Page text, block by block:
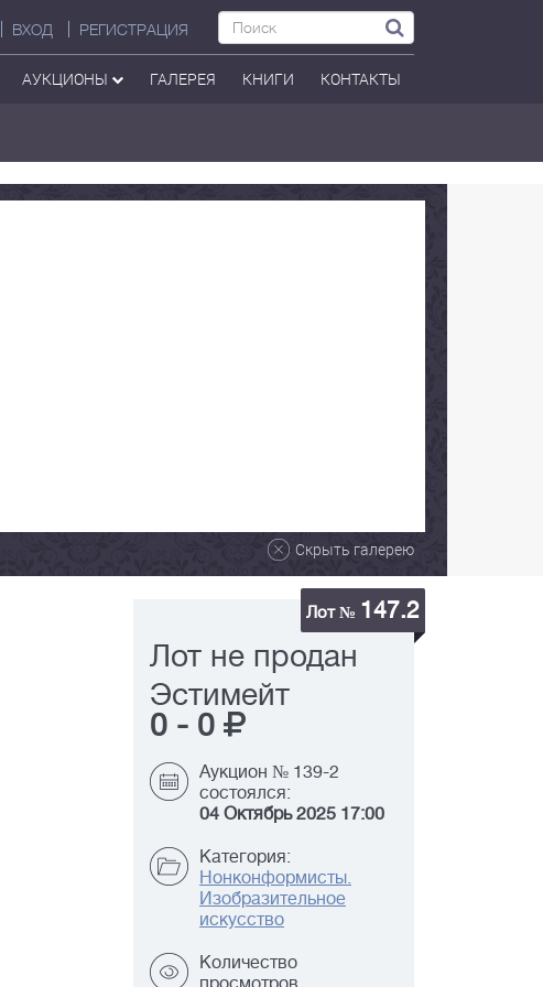
ВХОД РЕГИСТРАЦИЯ
АУКЦИОНЫ ГАЛЕРЕЯ КНИГИ КОНТАКТЫ
Скрыть галерею
Лот № 147.2
Лот не продан
Эстимейт
0 - 0
Аукцион № 139-2
состоялся:
04 Октябрь 2025 17:00
Категория:
Нонконформисты.
Изобразительное
искусство
Количество